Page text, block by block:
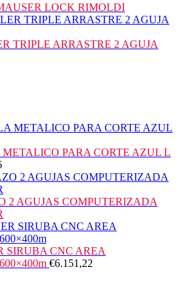
LOCK RIMOLDI
TRIPLE ARRASTRE 2 AGUJA
PARA CORTE AZUL L
2 AGUJAS COMPUTERIZADA
SIRUBA CNC AREA
€6.151,22